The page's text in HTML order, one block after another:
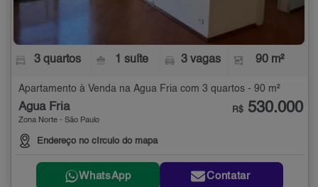
3 quartos 1 suíte 3 vagas 90 m²
Apartamento à Venda na Água Fria com 3 quartos - 90 m²
Água Fria
Zona Norte - São Paulo
Endereço no círculo do mapa
R$ 530.000
WhatsApp Contatar